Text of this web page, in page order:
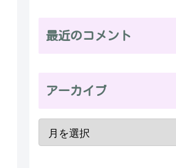
最近のコメント
アーカイブ